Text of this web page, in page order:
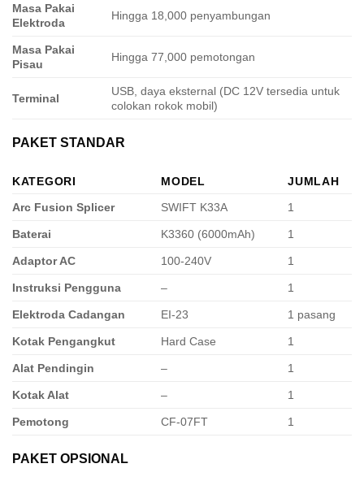
Masa Pakai
Elektroda
Hingga 18,000 penyambungan
Masa Pakai
Pisau
Hingga 77,000 pemotongan
Terminal
USB, daya eksternal (DC 12V tersedia untuk
colokan rokok mobil)
PAKET STANDAR
KATEGORI MODEL
JUMLAH
Arc Fusion Splicer
SWIFT K33A 1
Baterai K3360 (6000mAh) 1
Adaptor AC 100-240V 1
Instruksi Pengguna – 1
Elektroda Cadangan EI-23 1 pasang
Kotak Pengangkut Hard Case 1
Alat Pendingin – 1
Kotak Alat – 1
Pemotong CF-07FT 1
PAKET OPSIONAL